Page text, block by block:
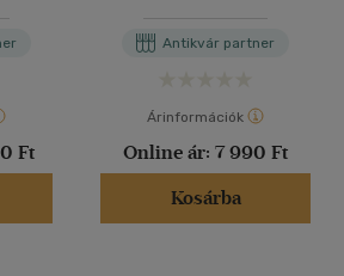
Ft
Antikvár partner
Árinformációk
Online ár: 7 990 Ft
Kosárba